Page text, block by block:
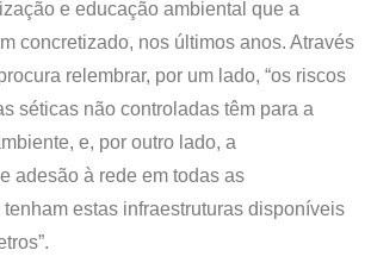
e educação ambiental que a
concretizado, nos últimos anos. Através
relembrar, por um lado, “os riscos
séticas não controladas têm para a
e, por outro lado, a
adesão à rede em todas as
estas infraestruturas disponíveis